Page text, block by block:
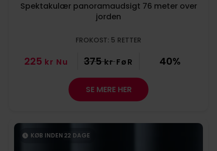
Spektakulær panoramaudsigt 76 meter over
jorden
FROKOST: 5 RETTER
225 kr Nu 375 kr FøR 40%
SE MERE HER
KØB INDEN 22 DAGE